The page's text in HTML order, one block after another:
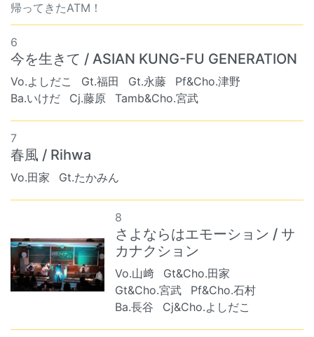
帰ってきたATM！
6
今を生きて / ASIAN KUNG-FU GENERATION
Vo.よしだこ Gt.福田 Gt.永藤
Pf&Cho.津野
Ba.いけだ
Cj.藤原 Tamb&Cho.宮武
7
春風 / Rihwa
Vo.田家 Gt.たかみん
8
さよならはエモーション / サ
カナクション
Vo.山﨑
Gt&Cho.田家
Gt&Cho.宮武
Pf&Cho.石村
Ba.長谷
Cj&Cho.よしだこ